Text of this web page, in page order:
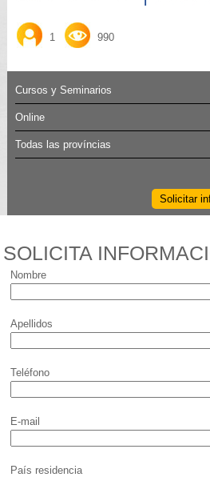
1 990
Cursos y Seminarios
Online
Todas las províncias
Solicitar
SOLICITA
Nombre
Apellidos
Teléfono
E-mail
País residencia